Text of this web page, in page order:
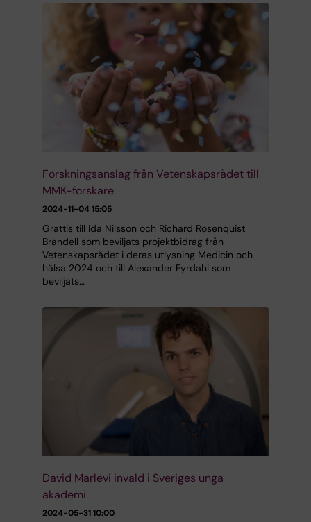
Forskningsanslag från Vetenskapsrådet till
MMK-forskare
2024-11-04 15:05
Grattis till Ida Nilsson och Richard Rosenquist
Brandell som beviljats projektbidrag från
Vetenskapsrådet i deras utlysning Medicin och
hälsa 2024 och till Alexander Fyrdahl som
beviljats…
David Marlevi invald i Sveriges unga
akademi
2024-05-31 10:00